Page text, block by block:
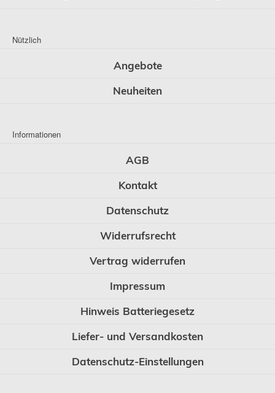
Nützlich
Angebote
Neuheiten
Informationen
AGB
Kontakt
Datenschutz
Widerrufsrecht
Vertrag widerrufen
Impressum
Hinweis Batteriegesetz
Liefer- und Versandkosten
Datenschutz-Einstellungen